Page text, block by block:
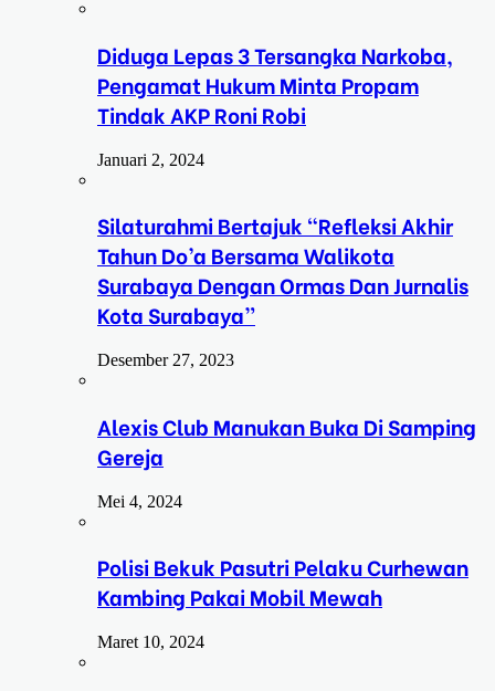
Diduga Lepas 3 Tersangka Narkoba,
Pengamat Hukum Minta Propam
Tindak AKP Roni Robi
Januari 2, 2024
Silaturahmi Bertajuk “Refleksi Akhir
Tahun Do’a Bersama Walikota
Surabaya Dengan Ormas Dan Jurnalis
Kota Surabaya”
Desember 27, 2023
Alexis Club Manukan Buka Di Samping
Gereja
Mei 4, 2024
Polisi Bekuk Pasutri Pelaku Curhewan
Kambing Pakai Mobil Mewah
Maret 10, 2024